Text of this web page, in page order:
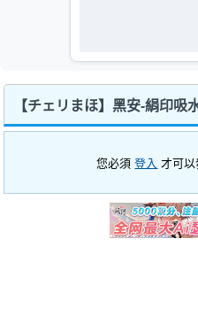
【チェリまほ】黑安-絹印吸
您必須登入 才可以